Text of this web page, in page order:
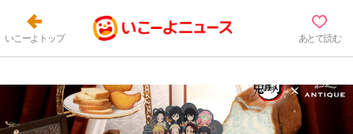
いこーよトップ あとで読む